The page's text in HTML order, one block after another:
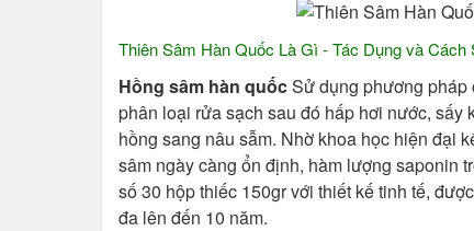
Thiên Sâm Hàn Quốc Là Gì - Tác Dụng và Cách
Hồng sâm hàn quốcSử dụng phương pháp
phân loại rửa sạch sau đó hấp hơi nước,
hồng sang nâu sẫm. Nhờ khoa học hiện đại
sâm ngày càng ổn định, hàm lượng saponin
số 30 hộp thiếc 150gr với thiết kế tinh tế,
đa lên đến 10 năm.